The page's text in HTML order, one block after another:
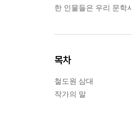
한 인물들은 우리 문학
목차
철도원 삼대
작가의 말